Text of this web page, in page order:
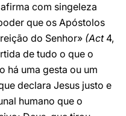
com singeleza
que os Apóstolos
do Senhor» (Act4,
de tudo o que o
há uma gesta ou um
declara Jesus justo e
humano que o